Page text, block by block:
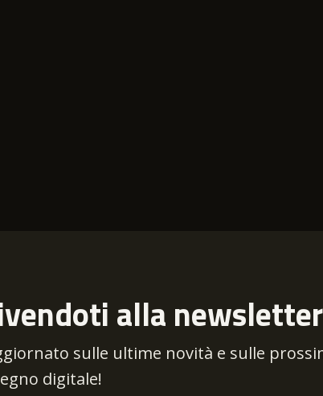
alla newsletter
sulle ultime novità e sulle
digitale!